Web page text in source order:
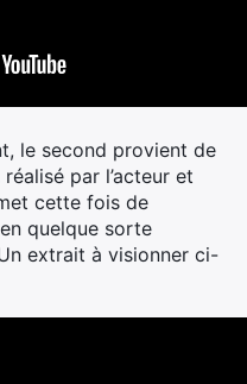
le second provient de
réalisé par l’acteur et
cette fois de
quelque sorte
extrait à visionner ci-